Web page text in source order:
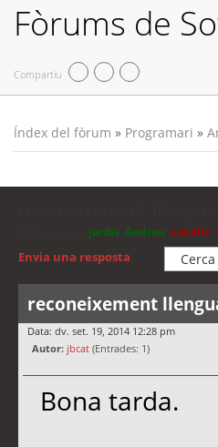
Fòrums de
Compartiu
Índex del fòrum » Programari »
jordis Andreu cubells
Envia una resposta
reconeixement
Data: dv. set. 19, 2014 12:28 pm
Autor: jbcat (Entrades: 1)
Bona tarda.